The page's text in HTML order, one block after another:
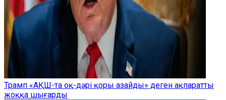
Трамп «АҚШ-та оқ-дәрі қоры азайды» деген ақпаратты
жоққа шығарды